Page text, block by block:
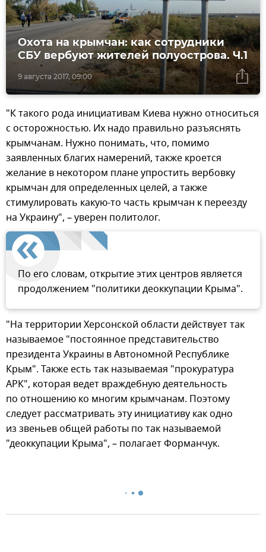
9 августа 2017, 09:00
Охота на крымчан: как сотрудники
СБУ вербуют жителей полуострова. Ч.1
"К такого рода инициативам Киева нужно относиться
с осторожностью. Их надо правильно разъяснять
крымчанам. Нужно понимать, что, помимо
заявленных благих намерений, также кроется
желание в некотором плане упростить вербовку
крымчан для определенных целей, а также
стимулировать какую-то часть крымчан к переезду
на Украину", – уверен политолог.
По его словам, открытие этих центров является
продолжением "политики деоккупации Крыма".
"На территории Херсонской области действует так
называемое "постоянное представительство
президента Украины в Автономной Республике
Крым". Также есть так называемая "прокуратура
АРК", которая ведет враждебную деятельность
по отношению ко многим крымчанам. Поэтому
следует рассматривать эту инициативу как одно
из звеньев общей работы по так называемой
"деоккупации Крыма", – полагает Форманчук.